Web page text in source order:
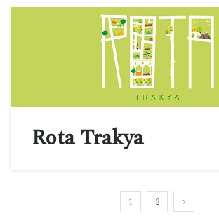
Rota Trakya
1 2